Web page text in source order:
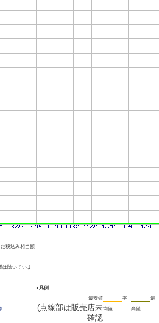
税込み相当額
は除いていま
●凡例
最安値
(点線部は販売店未
確認
平
均値
最
高値